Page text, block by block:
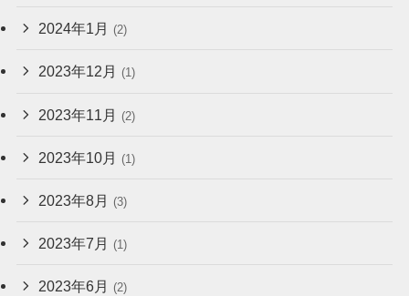
2024年1月 (2)
2023年12月 (1)
2023年11月 (2)
2023年10月 (1)
2023年8月 (3)
2023年7月 (1)
2023年6月 (2)